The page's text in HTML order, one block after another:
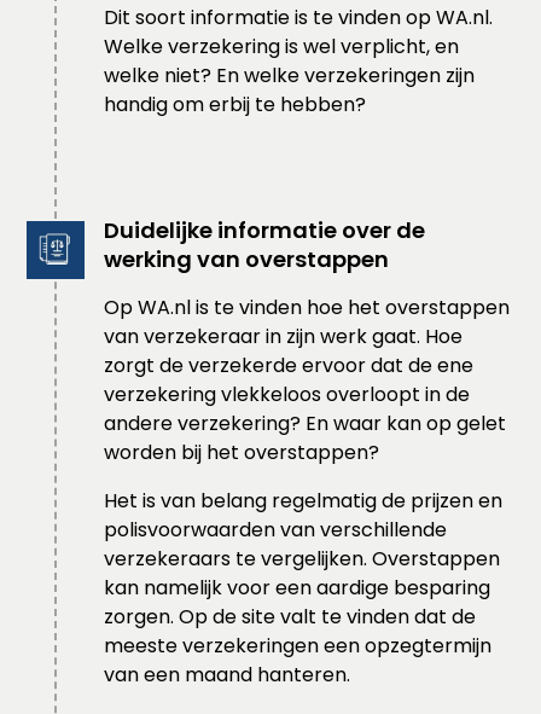
Dit soort informatie is te vinden op WA.nl.
Welke verzekering is wel verplicht, en
welke niet? En welke verzekeringen zijn
handig om erbij te hebben?
Duidelijke informatie over de
werking van overstappen
Op WA.nl is te vinden hoe het overstappen
van verzekeraar in zijn werk gaat. Hoe
zorgt de verzekerde ervoor dat de ene
verzekering vlekkeloos overloopt in de
andere verzekering? En waar kan op gelet
worden bij het overstappen?
Het is van belang regelmatig de prijzen en
polisvoorwaarden van verschillende
verzekeraars te vergelijken. Overstappen
kan namelijk voor een aardige besparing
zorgen. Op de site valt te vinden dat de
meeste verzekeringen een opzegtermijn
van een maand hanteren.